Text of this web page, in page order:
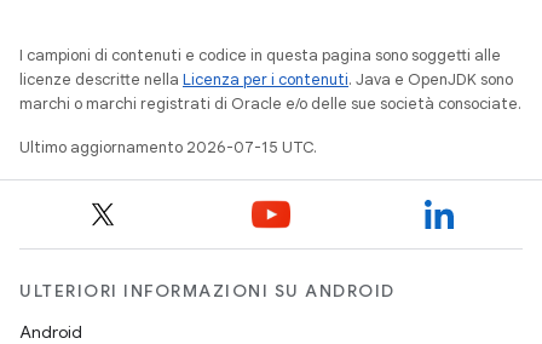
I campioni di contenuti e codice in questa pagina sono soggetti alle
licenze descritte nella Licenza per i contenuti. Java e OpenJDK sono
marchi o marchi registrati di Oracle e/o delle sue società consociate.
Ultimo aggiornamento 2026-07-15 UTC.
ULTERIORI INFORMAZIONI SU ANDROID
Android